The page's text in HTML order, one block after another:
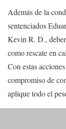
Además de la
sentenciados
Kevin R. D.,
como rescate en
Con estas
compromiso de
aplique todo el